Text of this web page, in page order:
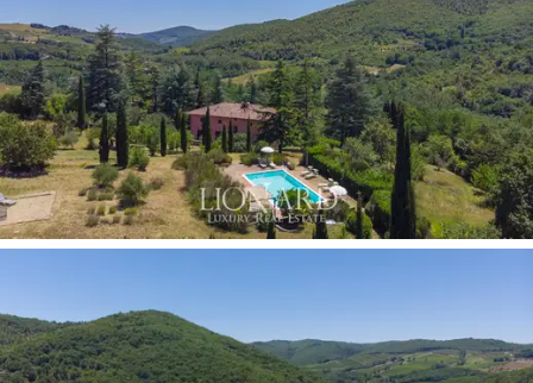
優越的地理位置，在通風良好的地方，可確保每
個季節都擁有宜人的氣候，並且鄰近該地區的主
要景點和所有服務場所。